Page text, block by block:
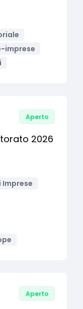
imprese
Aperto
2026
Imprese
Aperto